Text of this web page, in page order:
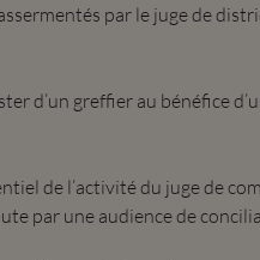
par le juge de
d’un greffier au bénéfice
de l’activité du juge de
par une audience de